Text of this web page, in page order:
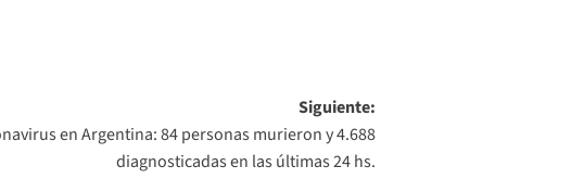
Siguiente:
en Argentina: 84 personas murieron y 4.688
diagnosticadas en las últimas 24 hs.